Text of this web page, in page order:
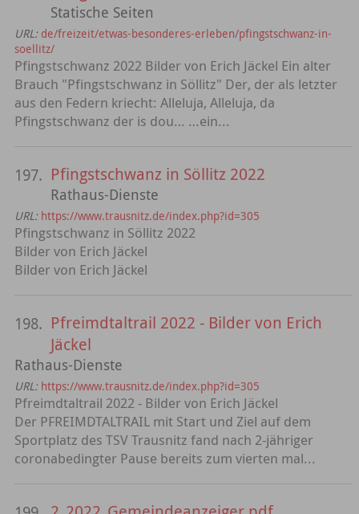
Statische Seiten
URL: de/freizeit/etwas-besonderes-erleben/pfingstschwanz-in-
soellitz/
Pfingstschwanz 2022 Bilder von Erich Jäckel Ein alter
Brauch "Pfingstschwanz in Söllitz" Der, der als letzter
aus den Federn kriecht: Alleluja, Alleluja, da
Pfingstschwanz der is dou… …ein...
197. Pfingstschwanz in Söllitz 2022
Rathaus-Dienste
URL: https://www.trausnitz.de/index.php?id=305
Pfingstschwanz in Söllitz 2022
Bilder von Erich Jäckel
Bilder von Erich Jäckel
198. Pfreimdtaltrail 2022 - Bilder von Erich
Jäckel
Rathaus-Dienste
URL: https://www.trausnitz.de/index.php?id=305
Pfreimdtaltrail 2022 - Bilder von Erich Jäckel
Der PFREIMDTALTRAIL mit Start und Ziel auf dem
Sportplatz des TSV Trausnitz fand nach 2-jähriger
coronabedingter Pause bereits zum vierten mal...